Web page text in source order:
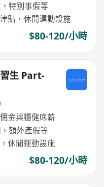
特別事假等
貼，休閒運動設施
$80-120/小時
生 Part-
金與穩健底薪
額外產假等
休閒運動設施
$80-120/小時